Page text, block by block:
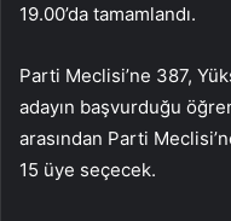
19.00’da tamamlandı.
Parti Meclisi’ne 387,
adayın başvurduğu
arasından Parti
15 üye seçecek.